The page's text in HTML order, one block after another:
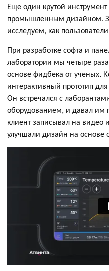
Еще один крутой
промышленным дизайном.
исследуем, как
При разработке софта и
лаборатории мы четыре
основе фидбека от ученых.
интерактивный прототип
Он встречался с
оборудованием, и давал им
клиент записывал на
улучшали дизайн на основе